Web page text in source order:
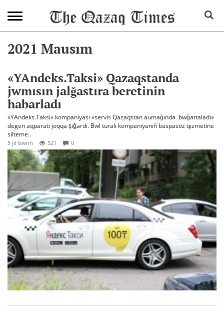
2021 Mausım
«YAndeks.Taksi» Qazaqstanda
jwmısın jalğastıra beretinin
habarladı
«YAndeks.Taksi» kompaniyası «servis Qazaqstan aumağında bwğattaladı»
degen aqparatı joqqa şığardı. Bwl turalı kompaniyanıñ baspasöz qızmetine
silteme..
5 jıl bwrın 521 0